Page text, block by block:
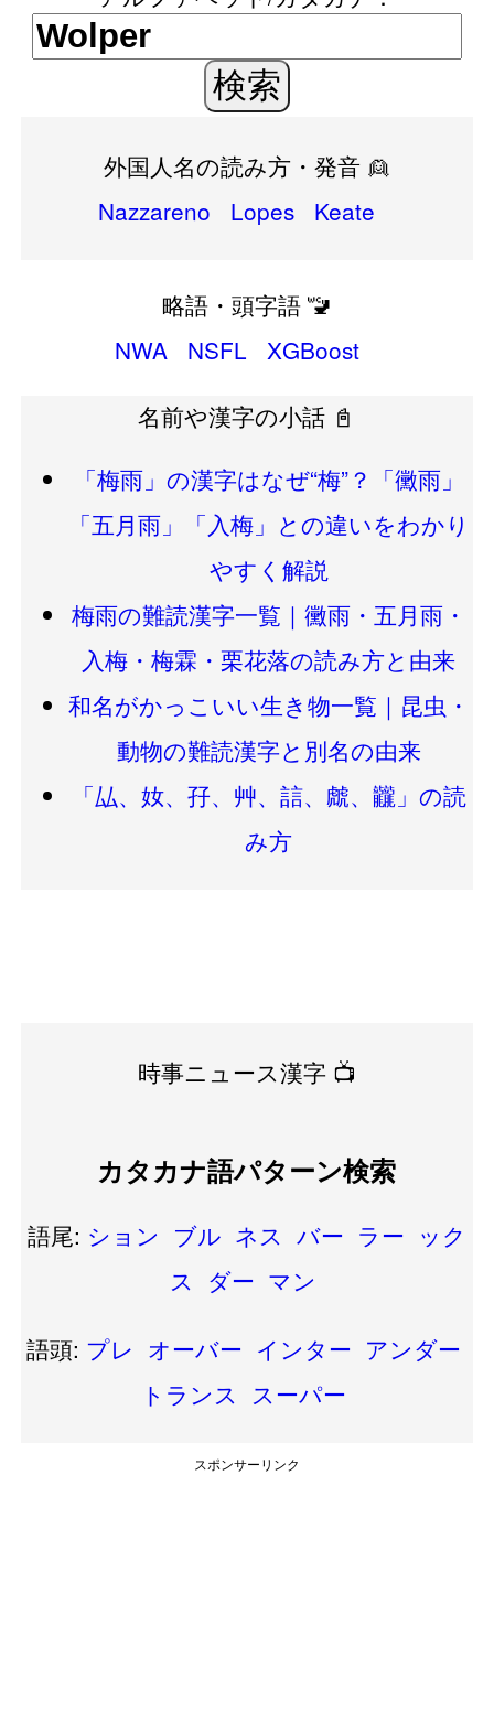
外国人名の読み方・発音 👱
Nazzareno
Lopes Keate
略語・頭字語 🚾
NWA
NSFL
XGBoost
名前や漢字の小話 📓
「梅雨」の漢字はなぜ“梅”？「黴雨」
「五月雨」「入梅」との違いをわかり
やすく解説
梅雨の難読漢字一覧｜黴雨・五月雨・
入梅・梅霖・栗花落の読み方と由来
和名がかっこいい生き物一覧｜昆虫・
動物の難読漢字と別名の由来
「厸、奻、孖、艸、誩、虤、龖」の読
み方
時事ニュース漢字 📺
カタカナ語パターン検索
語尾: ション ブル ネス バー ラー ック
ス ダー マン
語頭: プレ オーバー インター アンダー
トランス
スーパー
スポンサーリンク